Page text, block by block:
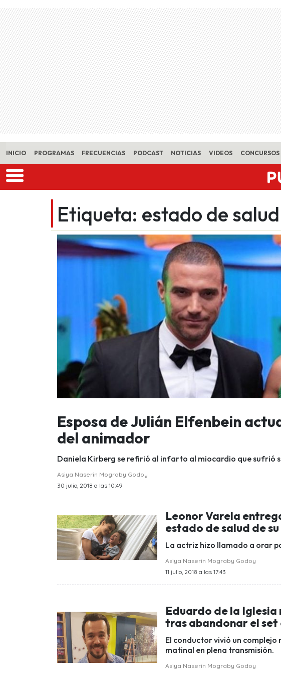
Skip to main content
INICIO PROGRAMAS FRECUENCIAS PODCAST NOTICIAS VIDEOS CONCURSOS
Etiqueta: estado de salud
Esposa de Julián Elfenbein
del animador
Daniela Kirberg se refirió al infarto al miocardio que sufrió
Asiya Naserin Mograby Godoy
30 julio, 2018 a las 10:49
Leonor Varela
estado de salud de
La actriz hizo llamado a orar
Asiya Naserin Mograby Godoy
11 julio, 2018 a las 17:43
Eduardo de la Iglesia
tras abandonar el set
El conductor vivió un
matinal en plena transmisión.
Asiya Naserin Mograby Godoy